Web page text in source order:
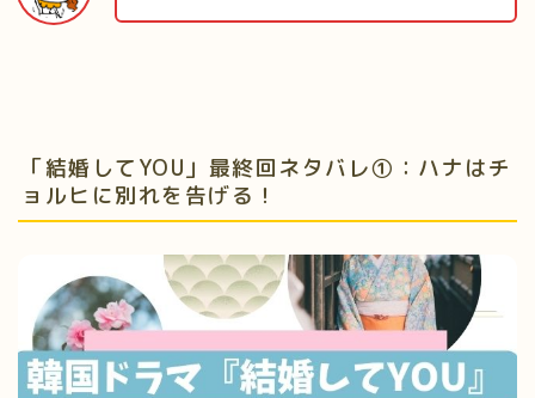
「結婚してYOU」最終回ネタバレ①：ハナはチ
ョルヒに別れを告げる！